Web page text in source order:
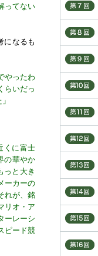
ってない
になるも
やったわ
らいだっ
くに富士
の華やか
っと大き
ーカーの
れが、銘
リオ・ア
ーレーシ
ピード競